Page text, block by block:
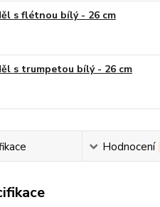
s flétnou bílý - 26 cm
s trumpetou bílý - 26 cm
Hodnocení